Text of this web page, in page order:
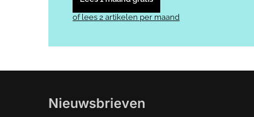
of lees 2 artikelen per maand
Nieuwsbrieven